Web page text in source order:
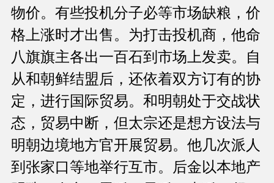
物价。有些投机分子必等市场缺粮，价
格上涨时才出售。为打击投机商，他命
八旗旗主各出一百石到市场上发卖。自
从和朝鲜结盟后，还依着双方订有的协
定，进行国际贸易。和明朝处于交战状
态，贸易中断，但太宗还是想方设法与
明朝边境地方官开展贸易。他几次派人
到张家口等地举行互市。后金以本地产